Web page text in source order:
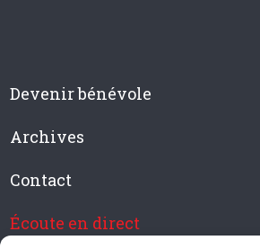
Devenir bénévole
Archives
Contact
Écoute en direct